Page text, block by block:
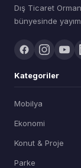
Dış Ticaret
bünyesinde
Kategoriler
Mobilya
Ekonomi
Konut & Proje
Parke